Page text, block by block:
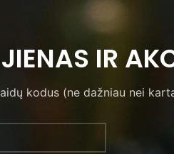
IR
kodus (ne dažniau nei